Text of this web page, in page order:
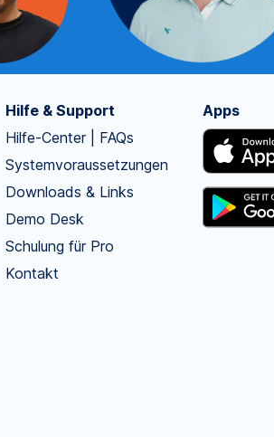
Hilfe & Support
Hilfe-Center | FAQs
Systemvoraussetzungen
Downloads & Links
Demo Desk
Schulung für Pro
Kontakt
Apps